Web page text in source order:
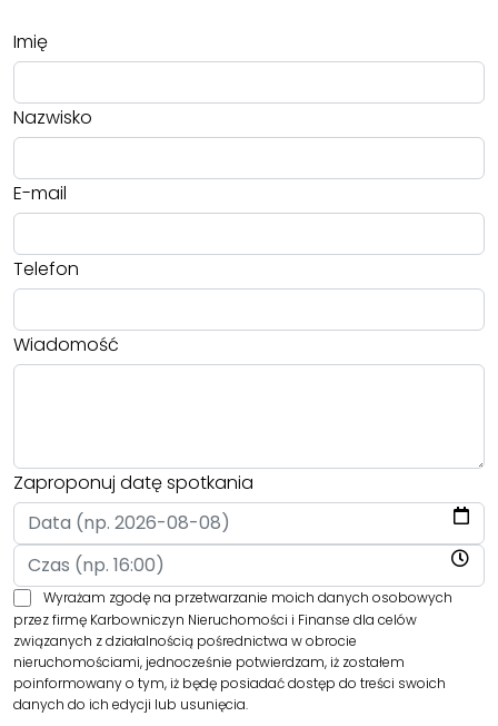
Imię
Nazwisko
E-mail
Telefon
Wiadomość
Zaproponuj datę spotkania
Wyrażam zgodę na przetwarzanie moich danych osobowych
przez firmę Karbowniczyn Nieruchomości i Finanse dla celów
związanych z działalnością pośrednictwa w obrocie
nieruchomościami, jednocześnie potwierdzam, iż zostałem
poinformowany o tym, iż będę posiadać dostęp do treści swoich
danych do ich edycji lub usunięcia.